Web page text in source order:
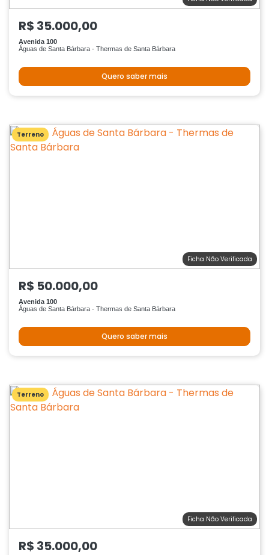
R$ 35.000,00
Avenida 100
Águas de Santa Bárbara - Thermas de Santa Bárbara
Quero saber mais
Terreno
Ficha Não Verificada
R$ 50.000,00
Avenida 100
Águas de Santa Bárbara - Thermas de Santa Bárbara
Quero saber mais
Terreno
Ficha Não Verificada
R$ 35.000,00